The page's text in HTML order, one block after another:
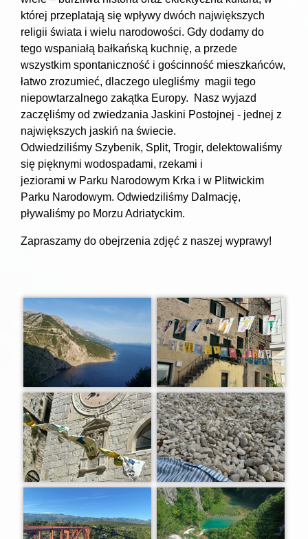
której przeplatają się wpływy dwóch największych
religii świata i wielu narodowości. Gdy dodamy do
tego wspaniałą bałkańską kuchnię, a przede
wszystkim spontaniczność i gościnność mieszkańców,
łatwo zrozumieć, dlaczego ulegliśmy magii tego
niepowtarzalnego zakątka Europy. Nasz wyjazd
zaczęliśmy od zwiedzania Jaskini Postojnej - jednej z
największych jaskiń na świecie.
Odwiedziliśmy Szybenik, Split, Trogir, delektowaliśmy
się pięknymi wodospadami, rzekami i
jeziorami w Parku Narodowym Krka i w Plitwickim
Parku Narodowym. Odwiedziliśmy Dalmację,
pływaliśmy po Morzu Adriatyckim.
Zapraszamy do obejrzenia zdjęć z naszej wyprawy!